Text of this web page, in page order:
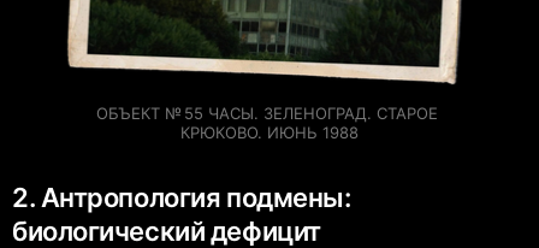
ОБЪЕКТ № 55 ЧАСЫ. ЗЕЛЕНОГРАД. СТАРОЕ
КРЮКОВО. ИЮНЬ 1988
2. Антропология подмены:
биологический дефицит